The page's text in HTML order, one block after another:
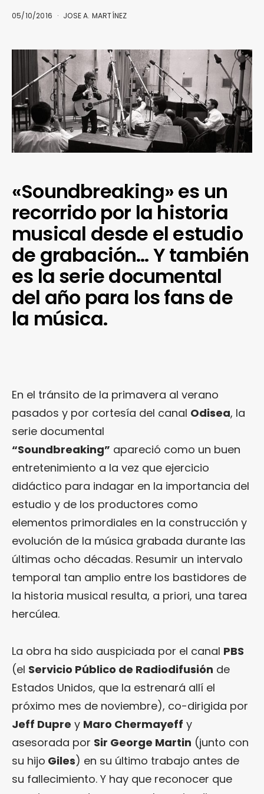
05/10/2016 JOSE A. MARTÍNEZ
«Soundbreaking» es un
recorrido por la historia
musical desde el estudio
de grabación… Y también
es la serie documental
del año para los fans de
la música.
En el tránsito de la primavera al verano
pasados y por cortesía del canal Odisea, la
serie documental
“Soundbreaking” apareció como un buen
entretenimiento a la vez que ejercicio
didáctico para indagar en la importancia del
estudio y de los productores como
elementos primordiales en la construcción y
evolución de la música grabada durante las
últimas ocho décadas. Resumir un intervalo
temporal tan amplio entre los bastidores de
la historia musical resulta, a priori, una tarea
hercúlea.
La obra ha sido auspiciada por el canal PBS
(el Servicio Público de Radiodifusión de
Estados Unidos, que la estrenará allí el
próximo mes de noviembre), co-dirigida por
Jeff Dupre y Maro Chermayeff y
asesorada por Sir George Martin (junto con
su hijo Giles) en su último trabajo antes de
su fallecimiento. Y hay que reconocer que